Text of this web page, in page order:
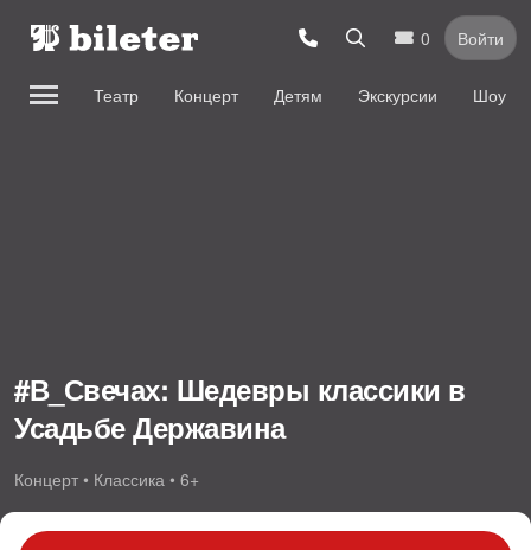
0 Войти
Театр Концерт Детям Экскурсии Шоу
#В_Свечах: Шедевры классики в
Усадьбе Державина
Концерт • Классика • 6+